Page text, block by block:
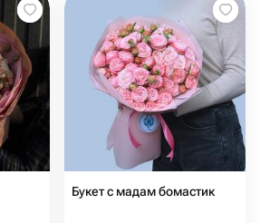
Букет с мадам бомастик